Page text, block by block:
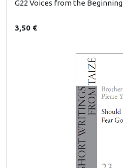
G22 Voices from the Beginning
3,50 €